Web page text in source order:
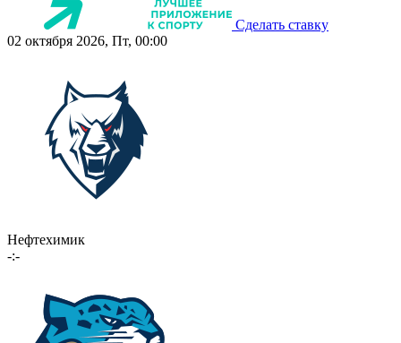
Сделать ставку
02 октября 2026, Пт, 00:00
Нефтехимик
-:-